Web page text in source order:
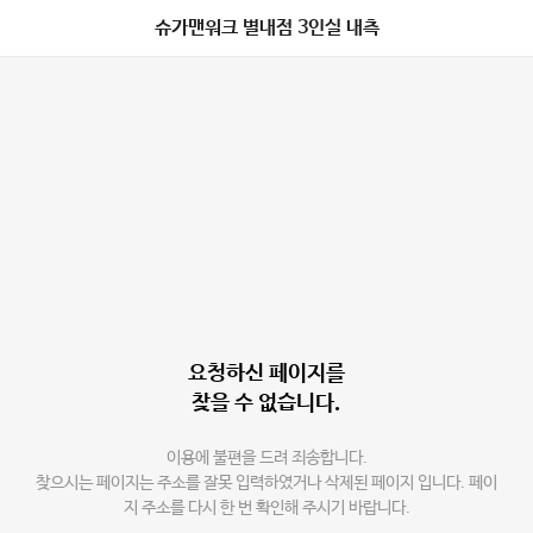
슈가맨워크 별내점 3인실 내측
요청하신 페이지를
찾을 수 없습니다.
이용에 불편을 드려 죄송합니다.
찾으시는 페이지는 주소를 잘못 입력하였거나 삭제된 페이지 입니다. 페이
지 주소를 다시 한 번 확인해 주시기 바랍니다.